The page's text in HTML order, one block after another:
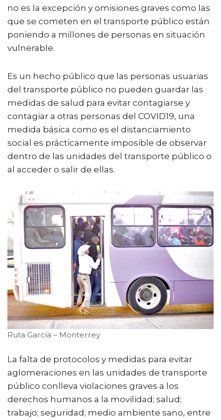
no es la excepción y omisiones graves como las
que se cometen en el transporte público están
poniendo a millones de personas en situación
vulnerable.
Es un hecho público que las personas usuarias
del transporte público no pueden guardar las
medidas de salud para evitar contagiarse y
contagiar a otras personas del COVID19, una
medida básica como es el distanciamiento
social es prácticamente imposible de observar
dentro de las unidades del transporte público o
al acceder o salir de ellas.
Ruta García – Monterrey
La falta de protocolos y medidas para evitar
aglomeraciones en las unidades de transporte
público conlleva violaciones graves a los
derechos humanos a la movilidad; salud;
trabajo; seguridad; medio ambiente sano, entre